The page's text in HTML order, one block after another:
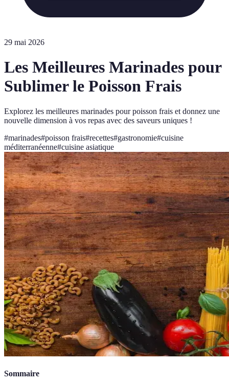
29 mai 2026
Les Meilleures Marinades pour
Sublimer le Poisson Frais
Explorez les meilleures marinades pour poisson frais et donnez une
nouvelle dimension à vos repas avec des saveurs uniques !
#marinades#poisson frais#recettes#gastronomie#cuisine
méditerranéenne#cuisine asiatique
Sommaire